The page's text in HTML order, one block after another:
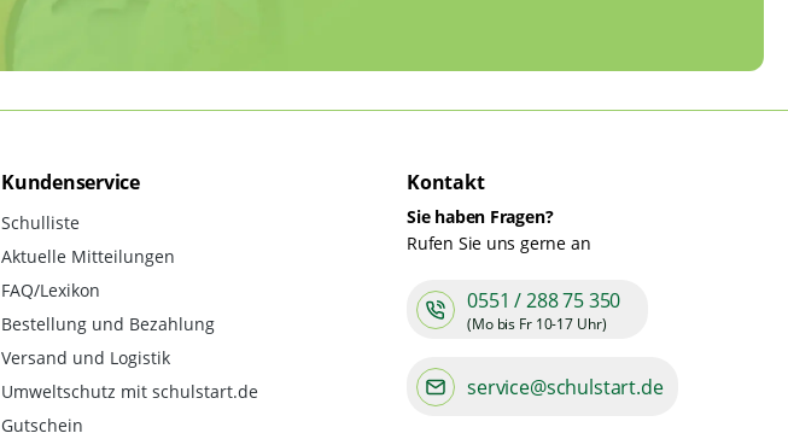
Kundenservice
Schulliste
Aktuelle Mitteilungen
FAQ/Lexikon
Bestellung und Bezahlung
Versand und Logistik
Umweltschutz mit schulstart.de
Gutschein
Kontakt
Sie haben Fragen?
Rufen Sie uns gerne an
0551 / 288 75 350
(Mo bis Fr 10-17 Uhr)
service@schulstart.de